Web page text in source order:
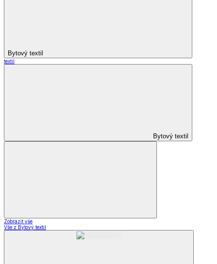
Bytový textil
textil
Bytový textil
Zobrazit vše
Vše z Bytový textil